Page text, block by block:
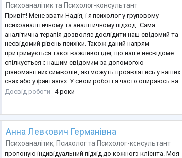
Психоаналітикта Психолог-консультант
Привіт! Мене звати Надія, і я психолог у груповому
психоаналітичному та аналітичному підході. Сама
аналітична терапія дозволяє дослідити наш свідомий та
несвідомий рівень психіки. Також даний напрям
притримується такої важливої ідеї, що наше несвідоме
спілкується з нашим свідомим за допомогою
різноманітних символів, які можуть проявлятись у наших
снах або у фантазіях. У своїй роботі я часто опираюсь на
теорії -теорії об’єктних відносин, які покладаються на
Досвід роботи 4 роки
Анна Левкович Германівна
Психоаналітик, Психологта Психолог-консультант
пропоную індивідуальний підхід до кожного клієнта. Моя